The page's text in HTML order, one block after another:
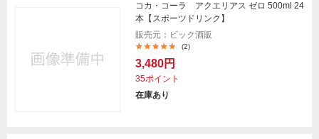
コカ・コーラ アクエリアス ゼロ 500ml 24
本【スポーツドリンク】
販売元：ビック酒販
(2)
3,480円
35ポイント
在庫あり